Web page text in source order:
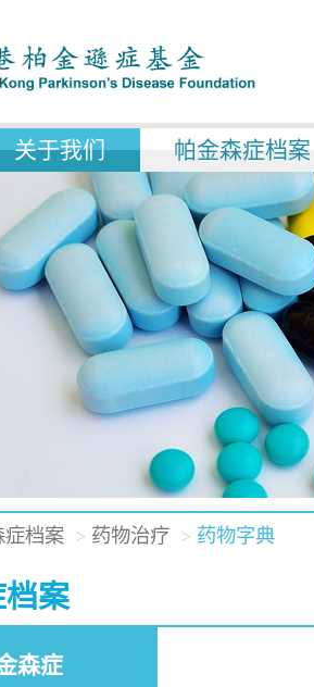
关于我们 帕金森症档案
症档案 药物治疗 药物字典
案
森症